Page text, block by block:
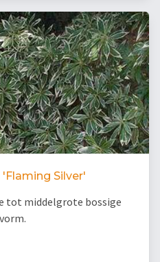
Silver'
tot middelgrote bossige